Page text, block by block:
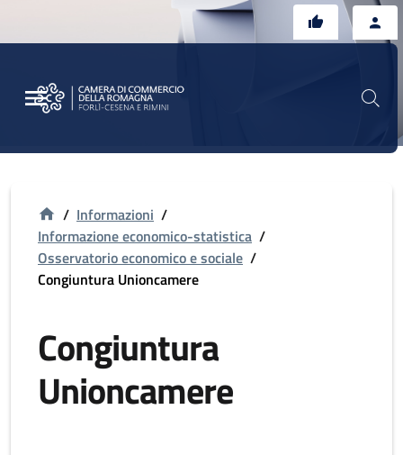
/ Informazioni /
Informazione economico-statistica /
Osservatorio economico e sociale /
Congiuntura Unioncamere
Congiuntura
Unioncamere